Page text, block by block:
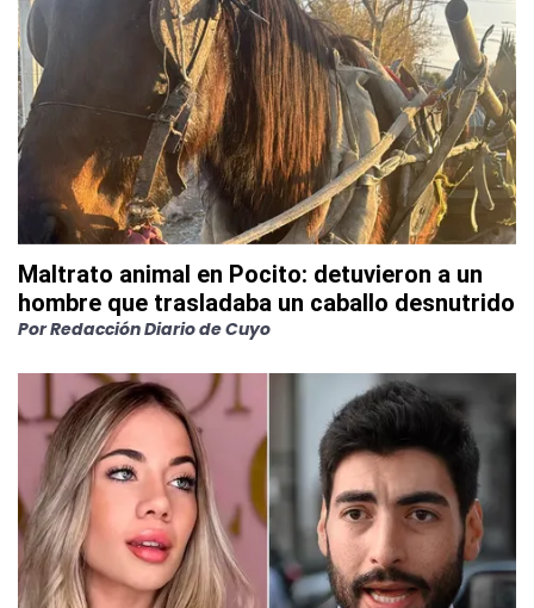
Maltrato animal en Pocito: detuvieron a un
hombre que trasladaba un caballo desnutrido
PorRedacción Diario de Cuyo